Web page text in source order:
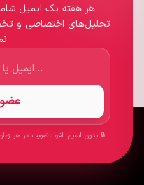
هر هفته یک ایمیل
تحلیل‌های اختصاصی و
🔒 بدون اسپم. لغو عضویت در هر